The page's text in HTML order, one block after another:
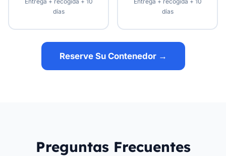
días
días
Reserve Su Contenedor →
Preguntas Frecuentes